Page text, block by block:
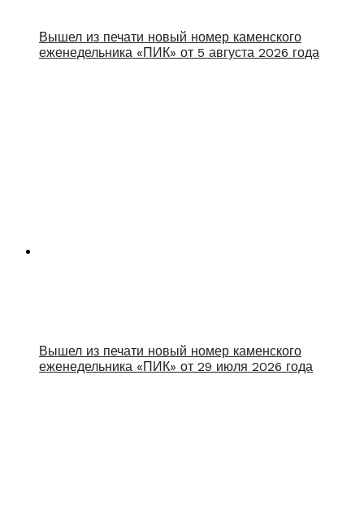
Вышел из печати новый номер каменского
еженедельника «ПИК» от 5 августа 2026 года
Вышел из печати новый номер каменского
еженедельника «ПИК» от 29 июля 2026 года